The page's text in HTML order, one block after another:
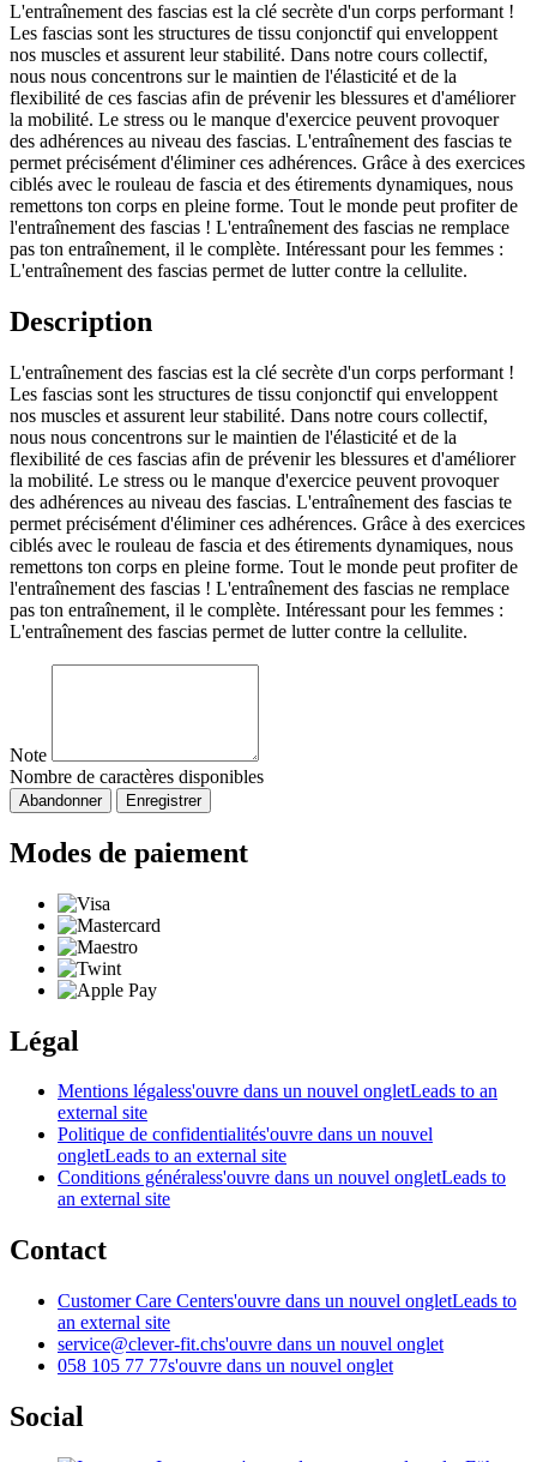
L'entraînement des fascias est la clé secrète d'un corps performant !
Les fascias sont les structures de tissu conjonctif qui enveloppent
nos muscles et assurent leur stabilité. Dans notre cours collectif,
nous nous concentrons sur le maintien de l'élasticité et de la
flexibilité de ces fascias afin de prévenir les blessures et d'améliorer
la mobilité. Le stress ou le manque d'exercice peuvent provoquer
des adhérences au niveau des fascias. L'entraînement des fascias te
permet précisément d'éliminer ces adhérences. Grâce à des exercices
ciblés avec le rouleau de fascia et des étirements dynamiques, nous
remettons ton corps en pleine forme. Tout le monde peut profiter de
l'entraînement des fascias ! L'entraînement des fascias ne remplace
pas ton entraînement, il le complète. Intéressant pour les femmes :
L'entraînement des fascias permet de lutter contre la cellulite.
Description
L'entraînement des fascias est la clé secrète d'un corps performant !
Les fascias sont les structures de tissu conjonctif qui enveloppent
nos muscles et assurent leur stabilité. Dans notre cours collectif,
nous nous concentrons sur le maintien de l'élasticité et de la
flexibilité de ces fascias afin de prévenir les blessures et d'améliorer
la mobilité. Le stress ou le manque d'exercice peuvent provoquer
des adhérences au niveau des fascias. L'entraînement des fascias te
permet précisément d'éliminer ces adhérences. Grâce à des exercices
ciblés avec le rouleau de fascia et des étirements dynamiques, nous
remettons ton corps en pleine forme. Tout le monde peut profiter de
l'entraînement des fascias ! L'entraînement des fascias ne remplace
pas ton entraînement, il le complète. Intéressant pour les femmes :
L'entraînement des fascias permet de lutter contre la cellulite.
Note
Nombre de caractères disponibles
Abandonner Enregistrer
Modes de paiement
Légal
Mentions légaless'ouvre dans un nouvel ongletLeads to an
external site
Politique de confidentialités'ouvre dans un nouvel
ongletLeads to an external site
Conditions généraless'ouvre dans un nouvel ongletLeads to
an external site
Contact
Customer Care Centers'ouvre dans un nouvel ongletLeads to
an external site
service@clever-fit.chs'ouvre dans un nouvel onglet
058 105 77 77s'ouvre dans un nouvel onglet
Social